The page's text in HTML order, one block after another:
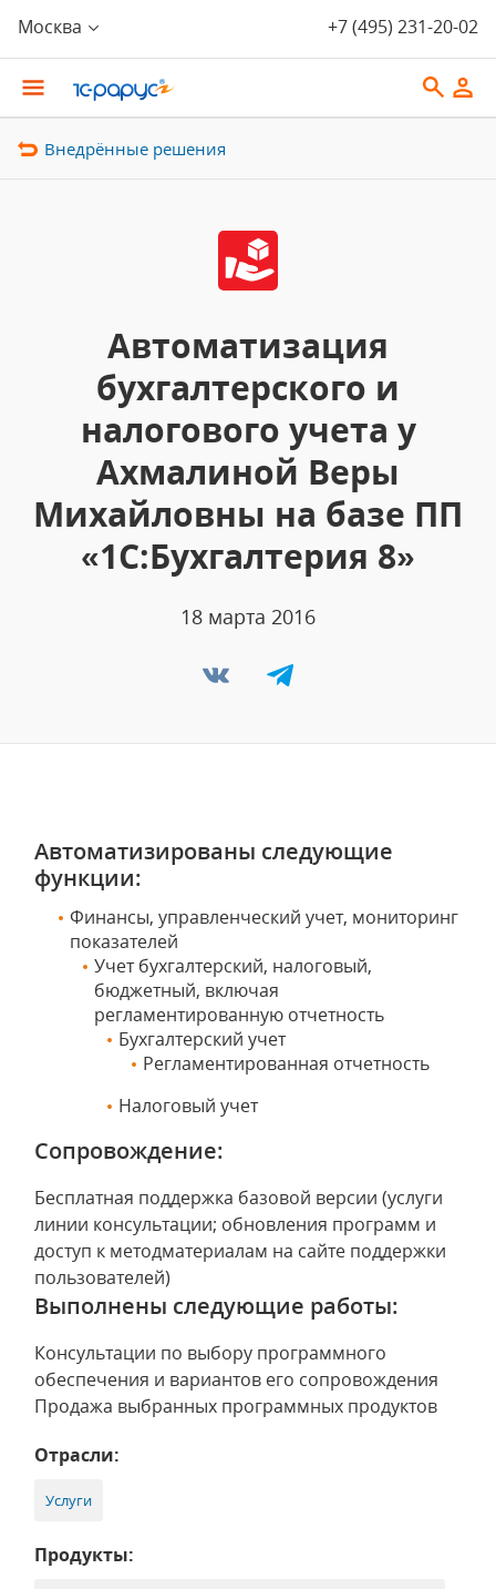
Москва +7 (495) 231-20-02
Внедрённые решения
Автоматизация
бухгалтерского и
налогового учета у
Ахмалиной Веры
Михайловны на базе ПП
«1С:Бухгалтерия 8»
18 марта 2016
Автоматизированы следующие
функции:
Финансы, управленческий учет, мониторинг
показателей
Учет бухгалтерский, налоговый,
бюджетный, включая
регламентированную отчетность
Бухгалтерский учет
Регламентированная отчетность
Налоговый учет
Сопровождение:
Бесплатная поддержка базовой версии (услуги
линии консультации; обновления программ и
доступ к методматериалам на сайте поддержки
пользователей)
Выполнены следующие работы:
Консультации по выбору программного
обеспечения и вариантов его сопровождения
Продажа выбранных программных продуктов
Отрасли:
Услуги
Продукты: